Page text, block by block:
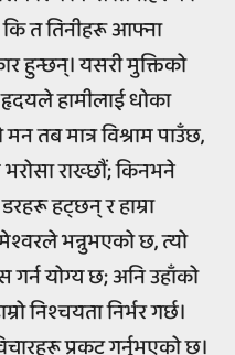
कि त तिनीहरू आफ्ना
हुन्छन्। यसरी मुक्तिको
हामीलाई धोका
तब मात्र विश्राम पाउँछ,
राख्छौं; किनभने
हट्छन् र हाम्रा
भन्नुभएको छ, त्यो
योग्य छ; अनि उहाँको
निश्चयता निर्भर गर्छ।
प्रकट गर्नुभएको छ।